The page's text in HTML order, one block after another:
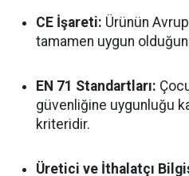
CE İşareti: Ürünün
tamamen uygun
EN 71 Standartları:
güvenliğine uygunluğu
kriteridir.
Üretici ve İthalatçı